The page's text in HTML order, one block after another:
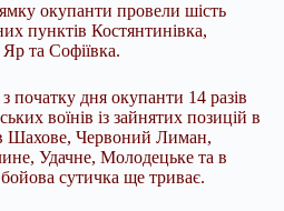
окупанти провели шість
пунктів Костянтинівка,
та Софіївка.
дня окупанти 14 разів
воїнів із зайнятих позицій в
Шахове, Червоний Лиман,
Удачне, Молодецьке та в
сутичка ще триває.